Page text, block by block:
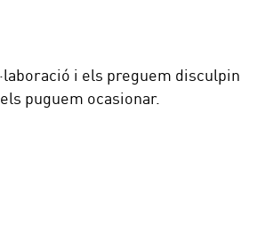
i els preguem disculpin
puguem ocasionar.